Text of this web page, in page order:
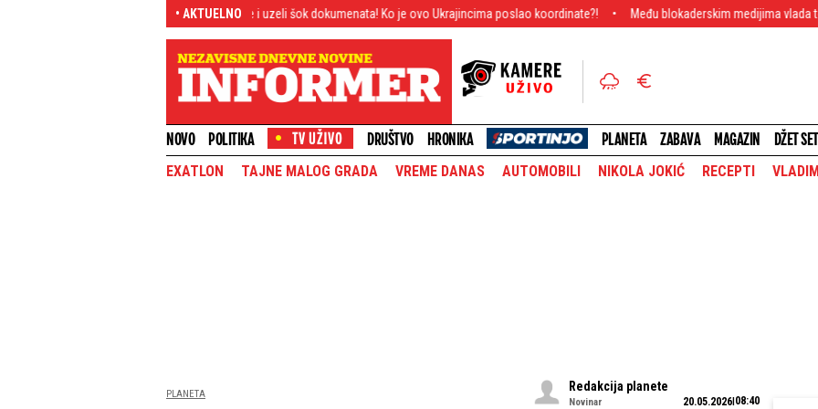
• AKTUELNO
Haos u NATO: Rusi upali u baze i uzeli šok dokumenata! Ko je ovo Ukrajincima poslao koordinate?! Među blokaderskim medijima vlada totalna
NOVO POLITIKA DRUŠTVO HRONIKA PLANETA ZABAVA MAGAZIN DŽET SET
EXATLON TAJNE MALOG GRADA VREME DANAS AUTOMOBILI NIKOLA JOKIĆ RECEPTI
PLANETA
Redakcija planete
Novinar 20.05.2026 08:40